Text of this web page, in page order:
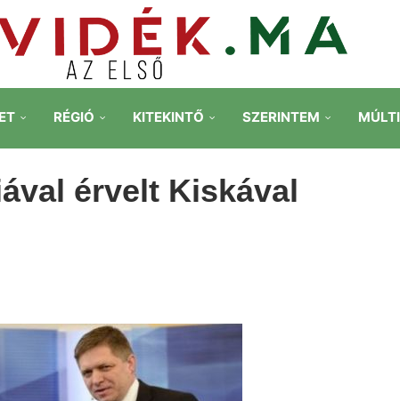
RÉGIÓ KITEKINTŐ SZERINTEM
érvelt Kiskával